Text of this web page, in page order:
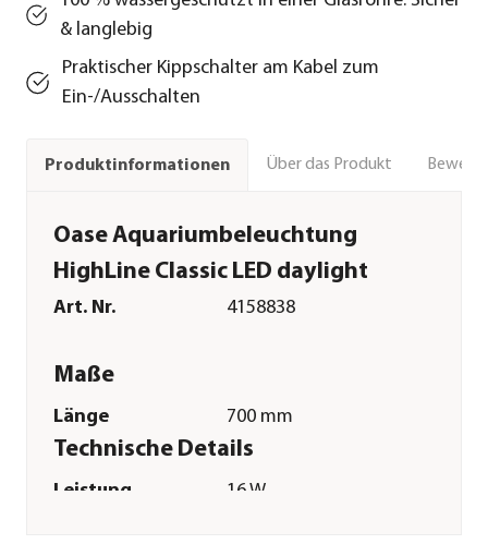
& langlebig
Praktischer Kippschalter am Kabel zum
Ein-/Ausschalten
Produktinformationen Über das Produkt
Oase Aquariumbeleuchtung
HighLine Classic LED daylight
Art. Nr. 4158838
Maße
Länge 700 mm
Technische Details
Leistung
16 W